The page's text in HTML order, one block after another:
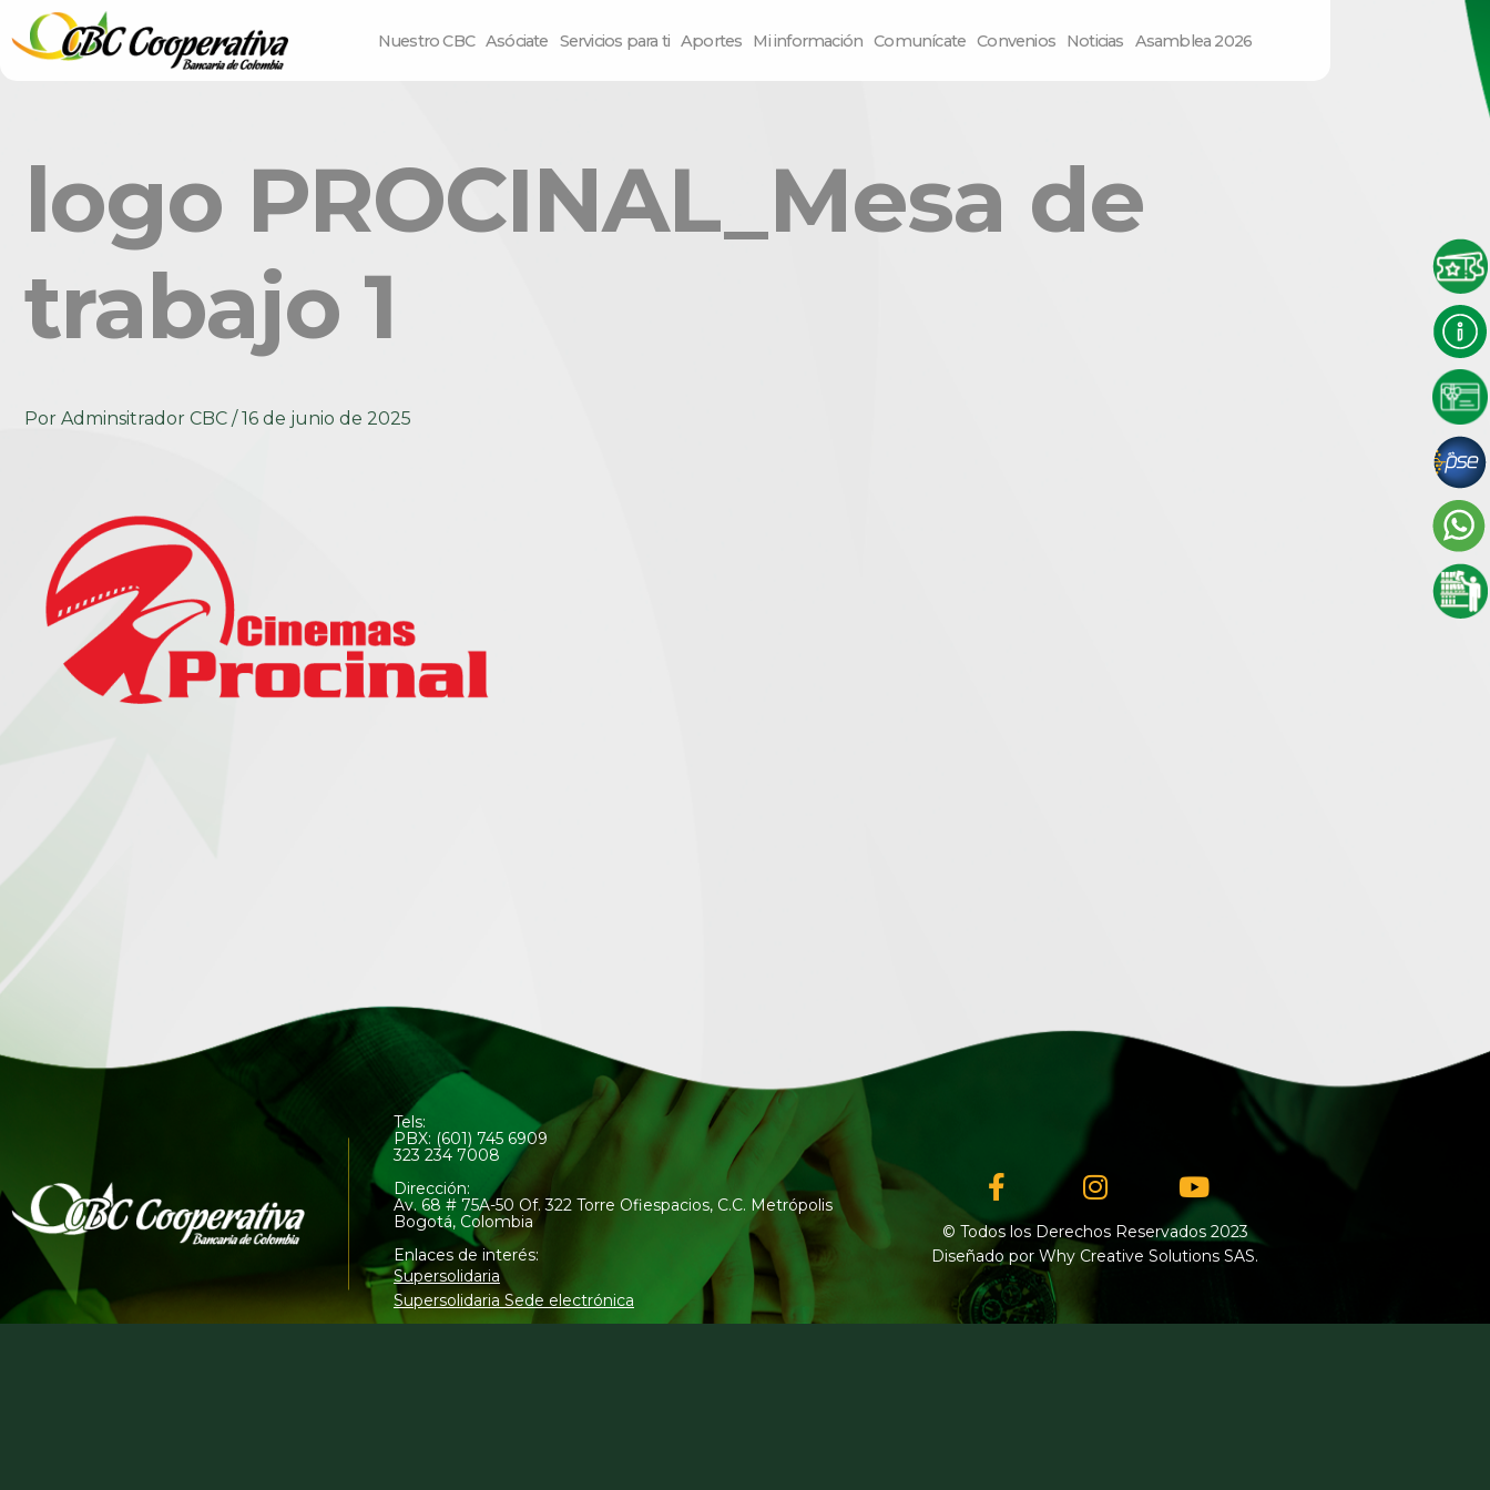
Nuestro CBC Asóciate Servicios para ti Aportes Mi información Comunícate Convenios Noticias Asamblea 2026
logo PROCINAL_Mesa de
trabajo 1
Por Adminsitrador CBC / 16 de junio de 2025
Tels:
PBX: (601) 745 6909
323 234 7008
Dirección:
Av. 68 # 75A-50 Of. 322 Torre Ofiespacios, C.C. Metrópolis
Bogotá, Colombia
Enlaces de interés:
Supersolidaria
Supersolidaria Sede electrónica
Facebook-
f
InstagramYoutube
© Todos los Derechos Reservados 2023
Diseñado por Why Creative Solutions SAS.